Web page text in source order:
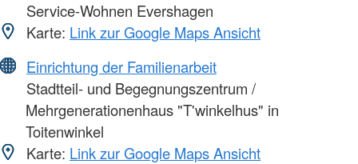
Service-Wohnen Evershagen
Karte: Link zur Google Maps Ansicht
Einrichtung der Familienarbeit
Stadtteil- und Begegnungszentrum /
Mehrgenerationenhaus "T'winkelhus" in
Toitenwinkel
Karte: Link zur Google Maps Ansicht